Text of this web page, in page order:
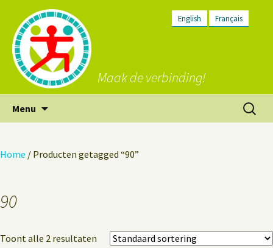
English Français
Maak de verbinding!
Menu
Zoeken
naar:
Home / Producten getagged “90”
90
Toont alle 2 resultaten